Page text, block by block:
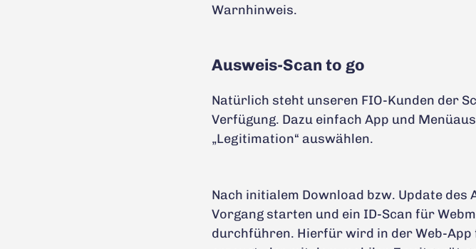
Warnhinweis.
Ausweis-Scan to go
Natürlich steht unseren FIO-Kunden der
Verfügung. Dazu einfach App und
„Legitimation“ auswählen.
Nach initialem Download bzw. Update
Vorgang starten und ein ID-Scan für
durchführen. Hierfür wird in der Web-App